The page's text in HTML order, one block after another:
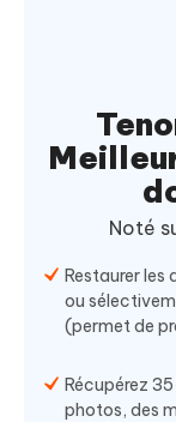
Noté
Restaurer les
ou
(permet de
Récupérez
photos, des